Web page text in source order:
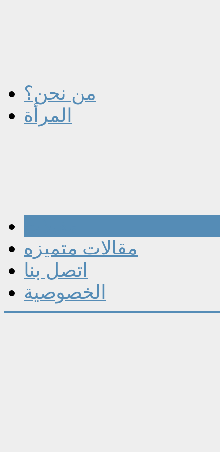
من نحن؟
المرأة
مقالات متميزه
اتصل بنا
الخصوصية